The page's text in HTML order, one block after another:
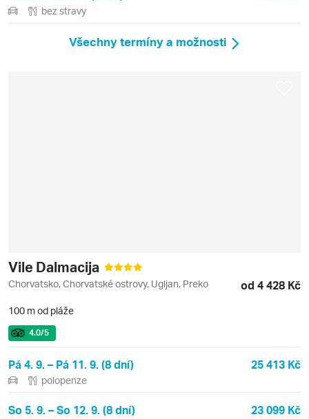
bez stravy
Všechny termíny a možnosti
Vile Dalmacija
Chorvatsko, Chorvatské ostrovy, Ugljan, Preko od 4 428 Kč
100 m od pláže
4.0/5
Pá 4. 9. – Pá 11. 9. (8 dní) 25 413 Kč
polopenze
So 5. 9. – So 12. 9. (8 dní) 23 099 Kč